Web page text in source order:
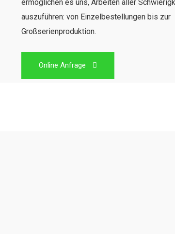
ermöglichen es uns, Arbeiten aller
auszuführen: von Einzelbestellungen bis zur
Großserienproduktion.
Online Anfrage